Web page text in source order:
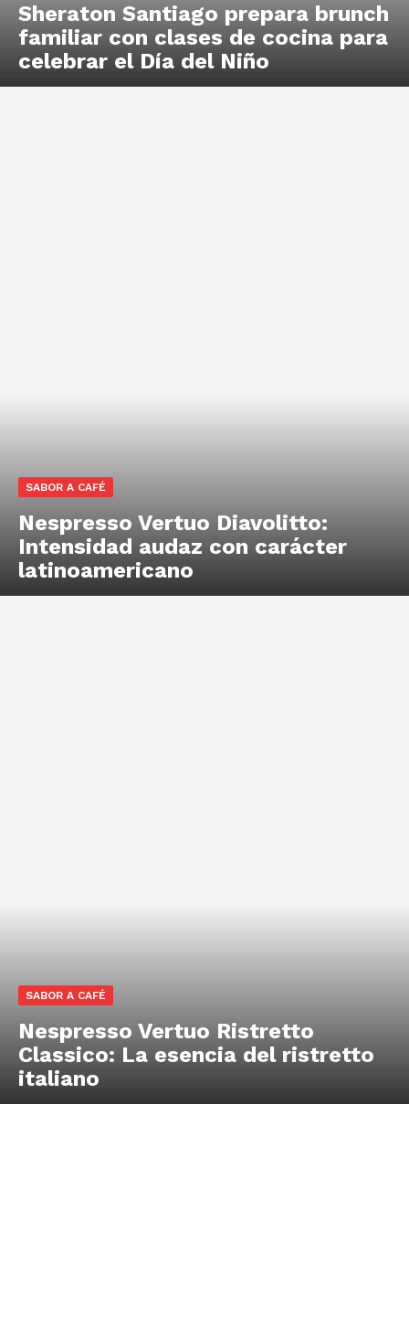
Sheraton Santiago prepara brunch
familiar con clases de cocina para
celebrar el Día del Niño
SABOR A CAFÉ
Nespresso Vertuo Diavolitto:
Intensidad audaz con carácter
latinoamericano
SABOR A CAFÉ
Nespresso Vertuo Ristretto
Classico: La esencia del ristretto
italiano